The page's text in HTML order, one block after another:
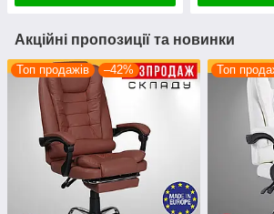
Акційні пропозиції та новинки
Топ продажів –42% Топ